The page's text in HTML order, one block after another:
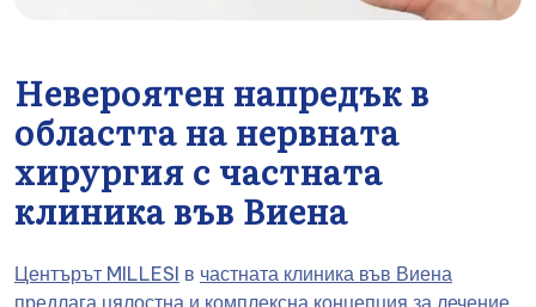
Невероятен напредък в
областта на нервната
хирургия с частната
клиника във Виена
Центърът MILLESI в частната клиника във Виена
предлага цялостна и комплексна концепция за лечение